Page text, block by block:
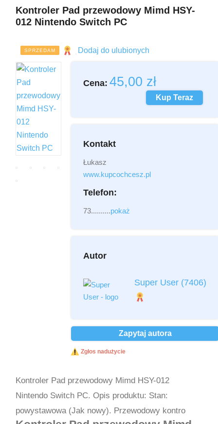
Kontroler Pad przewodowy Mimd HSY-
012 Nintendo Switch PC
SPRZEDAM Dodaj do ulubionych
Cena: 45,00 zł
Kup Teraz
Kontakt
Łukasz
www.kupcochcesz.pl
Telefon:
73..........pokaż
Autor
Super User (7406)
Zapytaj autora
Zgłos nadużycie
Załącznik(2MB - doc,pdf,zip)
Przeczytałem i akceptuję
Politykę
Prywatności
Ochrona danych osobowych *
Kontroler Pad przewodowy Mimd HSY-012
Nintendo Switch PC. Opis produktu: Stan:
powystawowa (Jak nowy). Przewodowy kontro